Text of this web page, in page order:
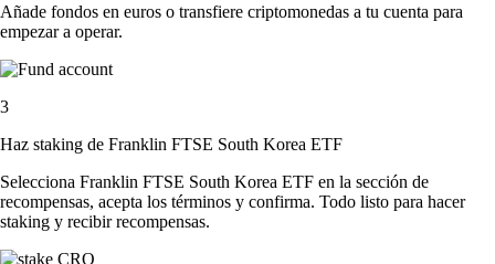
Añade fondos en euros o transfiere criptomonedas a tu cuenta para
empezar a operar.
3
Haz staking de Franklin FTSE South Korea ETF
Selecciona Franklin FTSE South Korea ETF en la sección de
recompensas, acepta los términos y confirma. Todo listo para hacer
staking y recibir recompensas.